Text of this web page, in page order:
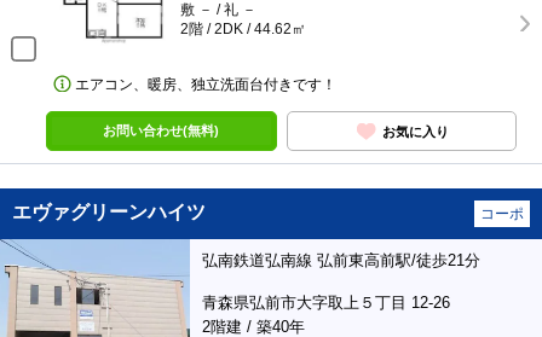
敷 － / 礼 －
2階 / 2DK / 44.62㎡
エアコン、暖房、独立洗面台付きです！
お問い合わせ(無料) お気に入り
エヴァグリーンハイツ コーポ
弘南鉄道弘南線 弘前東高前駅/徒歩21分
青森県弘前市大字取上５丁目 12-26
2階建 / 築40年